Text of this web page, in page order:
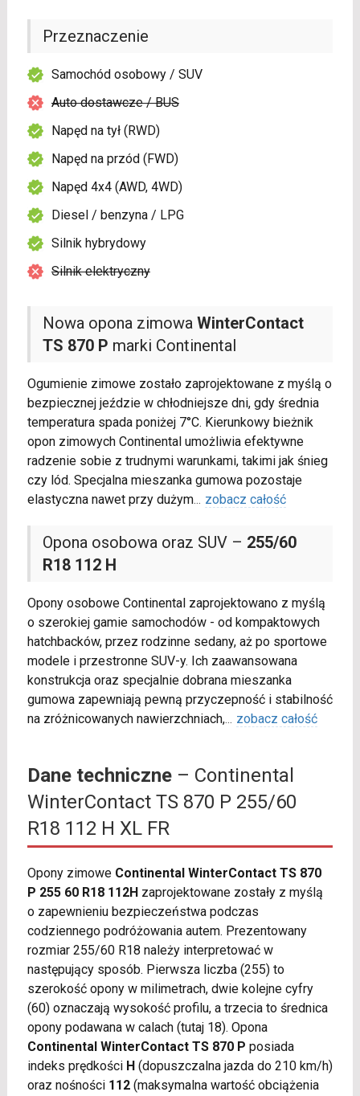
Nowa opona zimowa WinterContact
TS 870 P marki Continental
Ogumienie zimowe zostało zaprojektowane z myślą o
bezpiecznej jeździe w chłodniejsze dni, gdy średnia
temperatura spada poniżej 7°C. Kierunkowy bieżnik
opon zimowych Continental umożliwia efektywne
radzenie sobie z trudnymi warunkami, takimi jak śnieg
czy lód. Specjalna mieszanka gumowa pozostaje
elastyczna nawet przy dużym... zobacz całość
Opona osobowa oraz SUV – 255/60
R18 112 H
Opony osobowe Continental zaprojektowano z myślą
o szerokiej gamie samochodów - od kompaktowych
hatchbacków, przez rodzinne sedany, aż po sportowe
modele i przestronne SUV-y. Ich zaawansowana
konstrukcja oraz specjalnie dobrana mieszanka
gumowa zapewniają pewną przyczepność i stabilność
na zróżnicowanych nawierzchniach,... zobacz całość
Przeznaczenie
Samochód osobowy / SUV
Auto dostawcze / BUS
Napęd na tył (RWD)
Napęd na przód (FWD)
Napęd 4x4 (AWD, 4WD)
Diesel / benzyna / LPG
Silnik hybrydowy
Silnik elektryczny
Dane techniczne– Continental
WinterContact TS 870 P 255/60
R18 112 H XL FR
Opony zimowe Continental WinterContact TS 870
P 255 60 R18 112Hzaprojektowane zostały z myślą
o zapewnieniu bezpieczeństwa podczas
codziennego podróżowania autem. Prezentowany
rozmiar 255/60 R18 należy interpretować w
następujący sposób. Pierwsza liczba (255) to
szerokość opony w milimetrach, dwie kolejne cyfry
(60) oznaczają wysokość profilu, a trzecia to średnica
opony podawana w calach (tutaj 18). Opona
Continental WinterContact TS 870 P posiada
indeks prędkości H(dopuszczalna jazda do 210 km/h)
oraz nośności 112(maksymalna wartość obciążenia